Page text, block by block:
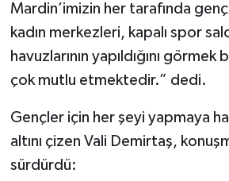
Mardin’imizin her tarafında
kadın merkezleri, kapalı spor
havuzlarının yapıldığını
çok mutlu etmektedir.” dedi.
Gençler için her şeyi yapmaya
altını çizen Vali Demirtaş,
sürdürdü: